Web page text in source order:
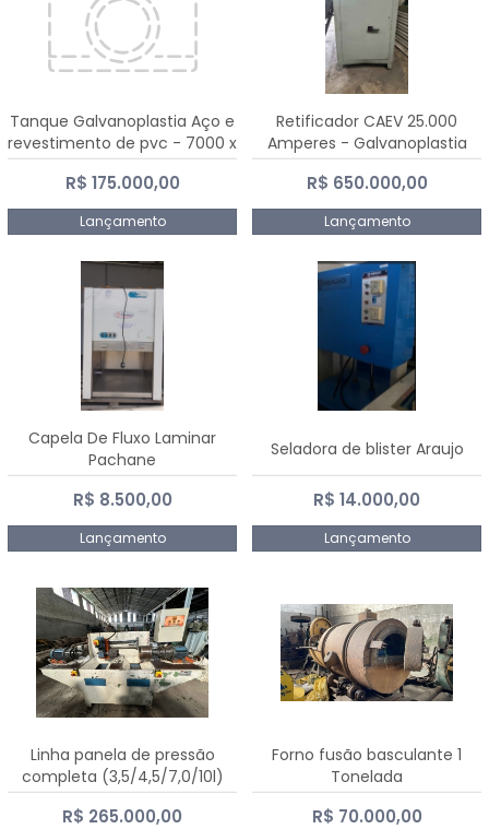
Tanque Galvanoplastia Aço e
revestimento de pvc - 7000 x
2200 mm
R$ 175.000,00
Lançamento
Retificador CAEV 25.000
Amperes - Galvanoplastia
R$ 650.000,00
Lançamento
Capela De Fluxo Laminar
Pachane
R$ 8.500,00
Lançamento
Seladora de blister Araujo
R$ 14.000,00
Lançamento
Linha panela de pressão
completa (3,5/4,5/7,0/10l)
R$ 265.000,00
Forno fusão basculante 1
Tonelada
R$ 70.000,00